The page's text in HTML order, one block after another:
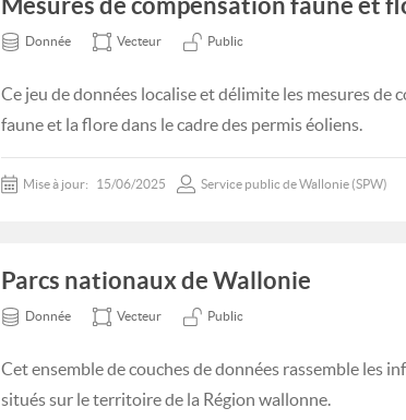
Donnée Vecteur Public
Ce jeu de données localise et délimite les mesures de
faune et la flore dans le cadre des permis éoliens.
Mise à jour: 15/06/2025 Service public de Wallonie (SPW)
Parcs nationaux de Wallonie
Donnée Vecteur Public
Cet ensemble de couches de données rassemble les
situés sur le territoire de la Région wallonne.